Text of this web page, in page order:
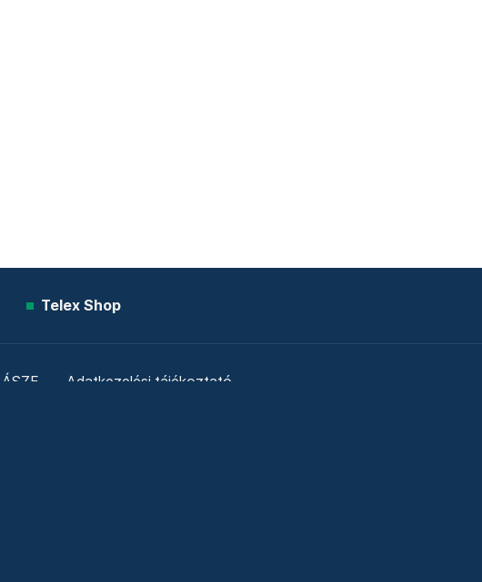
Telex Shop
ÁSZF Adatkezelési tájékoztató